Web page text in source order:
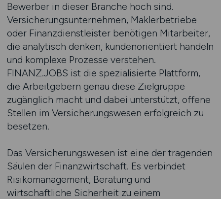
Bewerber in dieser Branche hoch sind.
Versicherungsunternehmen, Maklerbetriebe
oder Finanzdienstleister benötigen Mitarbeiter,
die analytisch denken, kundenorientiert handeln
und komplexe Prozesse verstehen.
FINANZ.JOBS ist die spezialisierte Plattform,
die Arbeitgebern genau diese Zielgruppe
zugänglich macht und dabei unterstützt, offene
Stellen im Versicherungswesen erfolgreich zu
besetzen.
Das Versicherungswesen ist eine der tragenden
Säulen der Finanzwirtschaft. Es verbindet
Risikomanagement, Beratung und
wirtschaftliche Sicherheit zu einem